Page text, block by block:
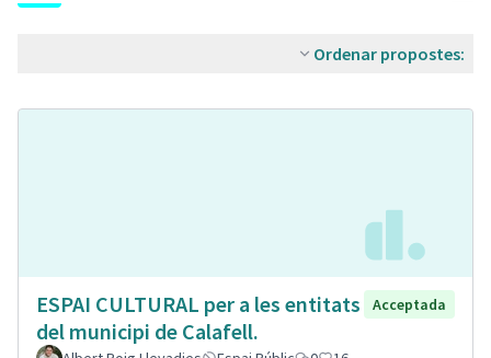
Ordenar propostes:
ESPAI CULTURAL per a les entitats
del municipi de Calafell.
Acceptada